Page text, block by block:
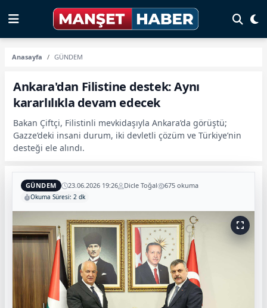
Anasayfa GÜNDEM
Ankara'dan Filistine destek: Aynı
kararlılıkla devam edecek
Bakan Çiftçi, Filistinli mevkidaşıyla Ankara’da görüştü;
Gazze’deki insani durum, iki devletli çözüm ve Türkiye’nin
desteği ele alındı.
GÜNDEM 23.06.2026 19:26 Dicle Toğal 675 okuma
Okuma Süresi: 2 dk